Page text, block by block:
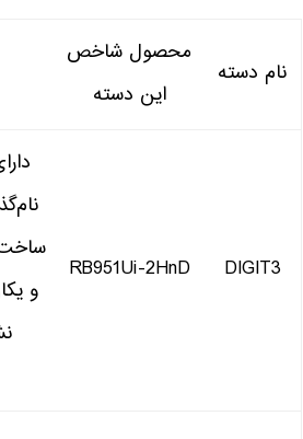
نام دسته
محصول شاخص
این دسته
DIGIT3
RB951Ui-2HnD
و